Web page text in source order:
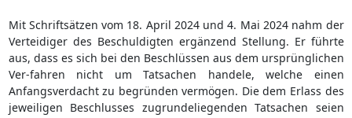
Mit Schriftsätzen vom 18. April 2024 und 4. Mai 2024 nahm der
Verteidiger des Beschuldigten ergänzend Stellung. Er führte
aus, dass es sich bei den Beschlüssen aus dem ursprünglichen
Ver-fahren nicht um Tatsachen handele, welche einen
Anfangsverdacht zu begründen vermögen. Die dem Erlass des
jeweiligen Beschlusses zugrundeliegenden Tatsachen seien